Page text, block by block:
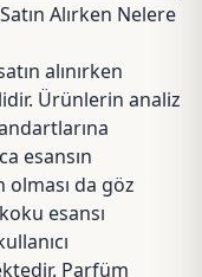
Alırken Nelere
alınırken
Ürünlerin analiz
esansın
olması da göz
esansı
Parfüm